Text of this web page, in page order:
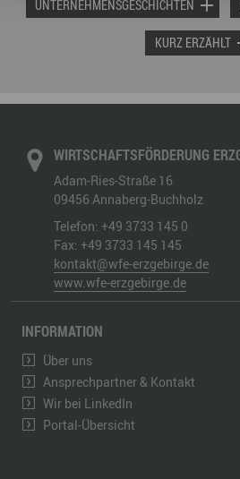
UNTERNEHMENSGESCHICHTEN
KURZ ERZÄHLT
WIRTSCHAFTSFÖRDERUNG
Adam-Ries-Straße 16
09456 Annaberg-Buchholz
Telefon: +49 3733 145 0
Fax: +49 3733 145 145
kontakt@wfe-erzgebirge.de
www.wfe-erzgebirge.de
INFORMATION
Über uns
Ansprechpartner & Kontakt
Wir bei LinkedIn
Portal-Übersicht